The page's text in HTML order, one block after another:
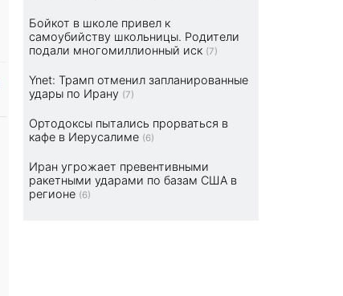
Бойкот в школе привел к
самоубийству школьницы. Родители
подали многомиллионный иск (7)
Ynet: Трамп отменил запланированные
удары по Ирану (7)
Ортодоксы пытались прорваться в
кафе в Иерусалиме (6)
Иран угрожает превентивными
ракетными ударами по базам США в
регионе (6)